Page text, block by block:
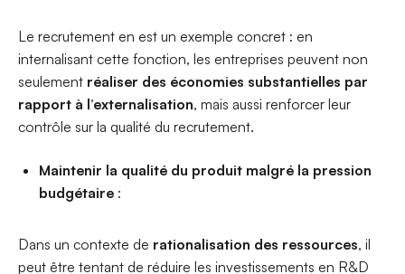
Le recrutement en est un exemple concret : en
internalisant cette fonction, les entreprises peuvent non
seulement réaliser des économies substantielles par
rapport à l’externalisation, mais aussi renforcer leur
contrôle sur la qualité du recrutement.
Maintenir la qualité du produit malgré la pression
budgétaire :
Dans un contexte de rationalisation des ressources, il
peut être tentant de réduire les investissements en R&D